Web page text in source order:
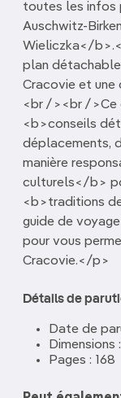
toutes les infos
Auschwitz-
Wieliczka</
plan
Cracovie et une
<br /><br />Ce
<b>conseils
déplacements,
manière
culturels</b>
<b>traditions
guide de
pour vous
Cracovie.</p>
Détails de
Date de
Dimensions
Pages : 168